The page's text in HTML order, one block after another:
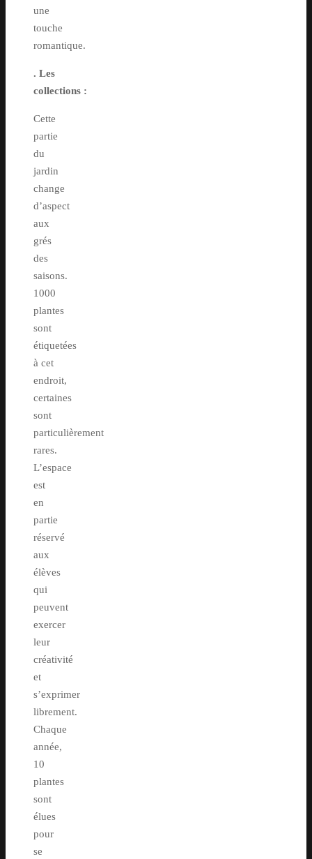
une
touche
romantique.
. Les
collections :
Cette
partie
du
jardin
change
d’aspect
aux
grés
des
saisons.
1000
plantes
sont
étiquetées
à cet
endroit,
certaines
sont
particulièrement
rares.
L’espace
est
en
partie
réservé
aux
élèves
qui
peuvent
exercer
leur
créativité
et
s’exprimer
librement.
Chaque
année,
10
plantes
sont
élues
pour
se